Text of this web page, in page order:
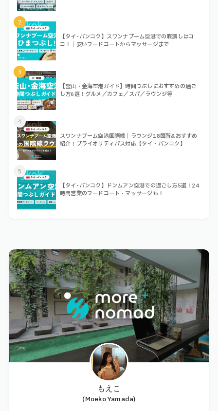
2
【タイ･バンコク】スワンナプーム空港での暇潰しはコ
コ！｜安いフードコートからマッサージまで
3
【釜山・金海空港ガイド】時間つぶしにおすすめの過ご
し方6選！グルメ／カフェ／スパ／ラウンジ等
4
スワンナプーム空港国際線｜ラウンジ18箇所&おすすめ
紹介！プライオリティパス対応【タイ・バンコク】
5
【タイ･バンコク】ドンムアン空港での過ごし方5選！24
時間営業のフードコート・マッサージも！
もえこ
(Moeko Yamada)